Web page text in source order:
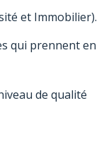
et Immobilier).
qui prennent en
de qualité